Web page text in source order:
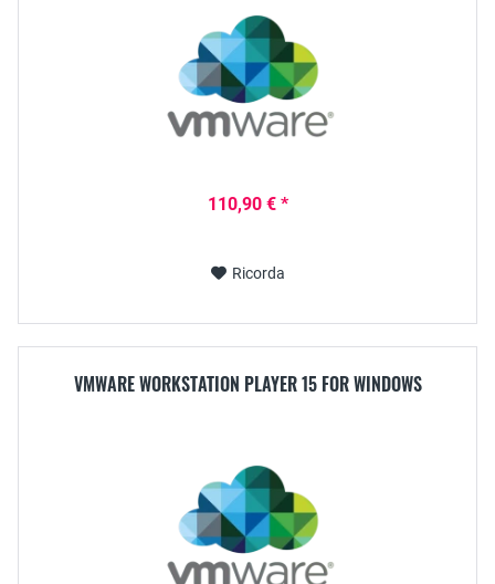
110,90 € *
Ricorda
VMWARE WORKSTATION PLAYER 15 FOR WINDOWS